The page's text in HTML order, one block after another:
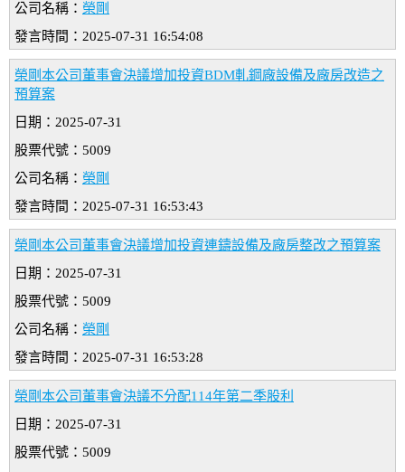
公司名稱： 榮剛
發言時間：2025-07-31 16:54:08
榮剛本公司董事會決議增加投資BDM軋鋼廠設備及廠房改造之
預算案
日期：2025-07-31
股票代號：5009
公司名稱： 榮剛
發言時間：2025-07-31 16:53:43
榮剛本公司董事會決議增加投資連鑄設備及廠房整改之預算案
日期：2025-07-31
股票代號：5009
公司名稱： 榮剛
發言時間：2025-07-31 16:53:28
榮剛本公司董事會決議不分配114年第二季股利
日期：2025-07-31
股票代號：5009